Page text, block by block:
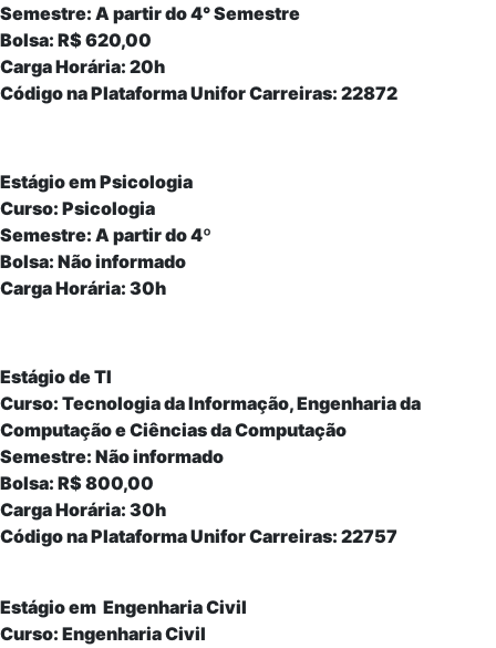
Semestre: A partir do 4° Semestre
Bolsa: R$ 620,00
Carga Horária: 20h
Código na Plataforma Unifor Carreiras: 22872
Estágio em Psicologia
Curso: Psicologia
Semestre: A partir do 4º
Bolsa: Não informado
Carga Horária: 30h
Estágio de TI
Curso: Tecnologia da Informação, Engenharia da
Computação e Ciências da Computação
Semestre: Não informado
Bolsa: R$ 800,00
Carga Horária: 30h
Código na Plataforma Unifor Carreiras: 22757
Estágio em Engenharia Civil
Curso: Engenharia Civil